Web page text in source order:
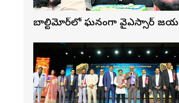
బాల్టిమోర్‌లో ఘనంగా వైఎస్సార్‌